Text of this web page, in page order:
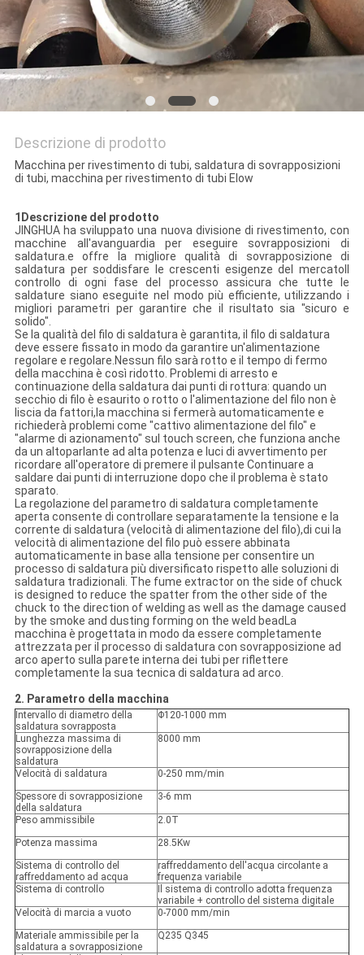
Descrizione di prodotto
Macchina per rivestimento di tubi, saldatura di sovrapposizioni
di tubi, macchina per rivestimento di tubi Elow
1Descrizione del prodotto
JINGHUA ha sviluppato una nuova divisione di rivestimento, con
macchine all'avanguardia per eseguire sovrapposizioni di
saldatura.e offre la migliore qualità di sovrapposizione di
saldatura per soddisfare le crescenti esigenze del mercatoIl
controllo di ogni fase del processo assicura che tutte le
saldature siano eseguite nel modo più efficiente, utilizzando i
migliori parametri per garantire che il risultato sia "sicuro e
solido".
Se la qualità del filo di saldatura è garantita, il filo di saldatura
deve essere fissato in modo da garantire un'alimentazione
regolare e regolare.Nessun filo sarà rotto e il tempo di fermo
della macchina è così ridotto. Problemi di arresto e
continuazione della saldatura dai punti di rottura: quando un
secchio di filo è esaurito o rotto o l'alimentazione del filo non è
liscia da fattori,la macchina si fermerà automaticamente e
richiederà problemi come "cattivo alimentazione del filo" e
"alarme di azionamento" sul touch screen, che funziona anche
da un altoparlante ad alta potenza e luci di avvertimento per
ricordare all'operatore di premere il pulsante Continuare a
saldare dai punti di interruzione dopo che il problema è stato
sparato.
La regolazione del parametro di saldatura completamente
aperta consente di controllare separatamente la tensione e la
corrente di saldatura (velocità di alimentazione del filo),di cui la
velocità di alimentazione del filo può essere abbinata
automaticamente in base alla tensione per consentire un
processo di saldatura più diversificato rispetto alle soluzioni di
saldatura tradizionali. The fume extractor on the side of chuck
is designed to reduce the spatter from the other side of the
chuck to the direction of welding as well as the damage caused
by the smoke and dusting forming on the weld beadLa
macchina è progettata in modo da essere completamente
attrezzata per il processo di saldatura con sovrapposizione ad
arco aperto sulla parete interna dei tubi per riflettere
completamente la sua tecnica di saldatura ad arco.
2. Parametro della macchina
Intervallo di diametro della
saldatura sovrapposta
Φ120-1000 mm
Lunghezza massima di
sovrapposizione della
saldatura
8000 mm
Velocità di saldatura
0-250 mm/min
Spessore di sovrapposizione
della saldatura
3-6 mm
Peso ammissibile
2.0T
Potenza massima
28.5Kw
Sistema di controllo del
raffreddamento ad acqua
raffreddamento dell'acqua circolante a
frequenza variabile
Sistema di controllo
Il sistema di controllo adotta frequenza
variabile + controllo del sistema digitale
Velocità di marcia a vuoto
0-7000 mm/min
Materiale ammissibile per la
saldatura a sovrapposizione
Q235 Q345